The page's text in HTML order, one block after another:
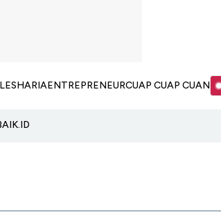
SHARIAENTREPRENEURCUAP CUAP CUAN